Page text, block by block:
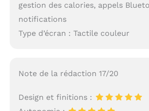
gestion des calories, appels
notifications
Type d’écran : Tactile couleur
Note de la rédaction 17/20
Design et finitions :